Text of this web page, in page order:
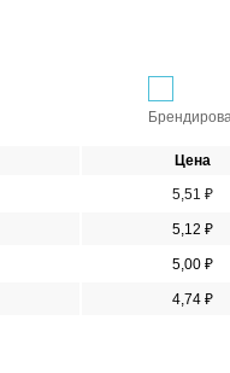
Цена
5,51 ₽
5,12 ₽
5,00 ₽
4,74 ₽